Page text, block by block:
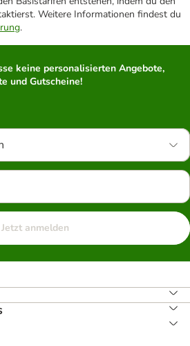
Weitere Informationen findest du
.
keine personalisierten Angebote,
und Gutscheine!
Jetzt anmelden